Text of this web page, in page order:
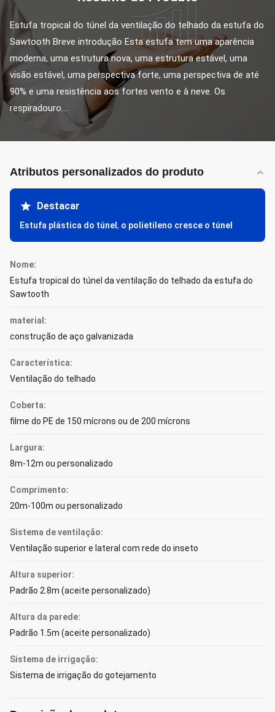
Estufa tropical do túnel da ventilação do telhado da estufa do
Sawtooth Breve introdução Esta estufa tem uma aparência
moderna, uma estrutura nova, uma estrutura estável, uma
visão estável, uma perspectiva forte, uma perspectiva de até
90% e uma resistência aos fortes vento e à neve. Os
respiradouro...
Atributos personalizados do produto
Destacar
Estufa plástica do túnel , o polietileno cresce o túnel
Nome:
Estufa tropical do túnel da ventilação do telhado da estufa do
Sawtooth
material:
construção de aço galvanizada
Característica:
Ventilação do telhado
Coberta:
filme do PE de 150 mícrons ou de 200 mícrons
Largura:
8m-12m ou personalizado
Comprimento:
20m-100m ou personalizado
Sistema de ventilação:
Ventilação superior e lateral com rede do inseto
Altura superior:
Padrão 2.8m (aceite personalizado)
Altura da parede:
Padrão 1.5m (aceite personalizado)
Sistema de irrigação:
Sistema de irrigação do gotejamento